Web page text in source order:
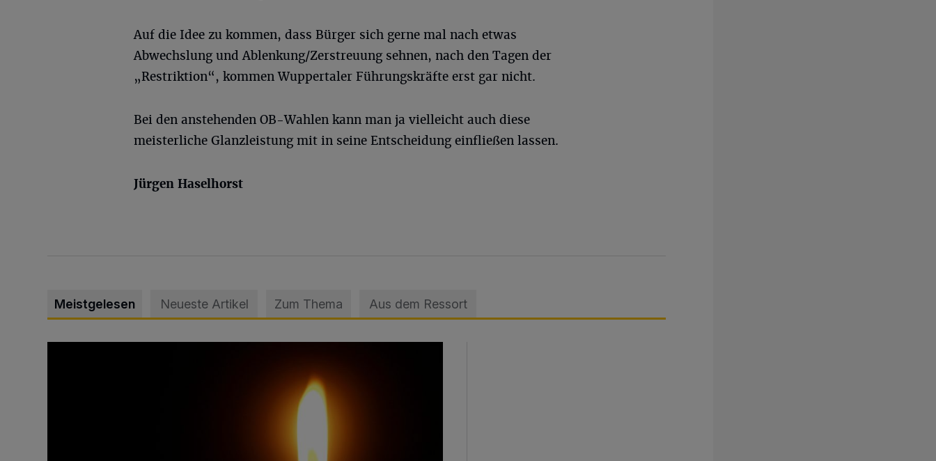
Auf die Idee zu kommen, dass Bürger sich gerne mal nach etwas
Abwechslung und Ablenkung/Zerstreuung sehnen, nach den Tagen der
„Restriktion“, kommen Wuppertaler Führungskräfte erst gar nicht.
Bei den anstehenden OB-Wahlen kann man ja vielleicht auch diese
meisterliche Glanzleistung mit in seine Entscheidung einfließen lassen.
Jürgen Haselhorst
Meistgelesen Neueste Artikel Zum Thema Aus dem Ressort